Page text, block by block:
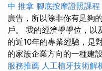
中 推拿 腳底按摩證照課程
廣告，所以除非你有足夠
戶。 我的經濟學學位，以
的近10年的專業經驗，是
的家族企業方向的一種建
服務推薦 人工植牙技術解